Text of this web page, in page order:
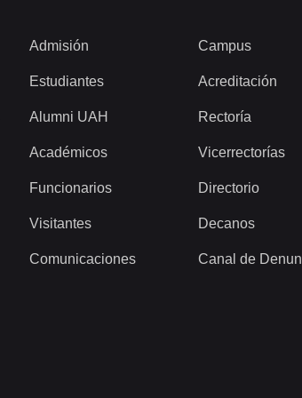
Admisión
Estudiantes
Alumni UAH
Académicos
Funcionarios
Visitantes
Comunicaciones
Campus
Acreditación
Rectoría
Vicerrectorías
Directorio
Decanos
Canal de